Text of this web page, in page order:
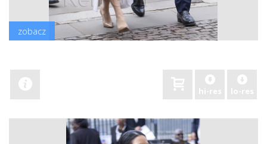
zobacz
hi-res lo-res